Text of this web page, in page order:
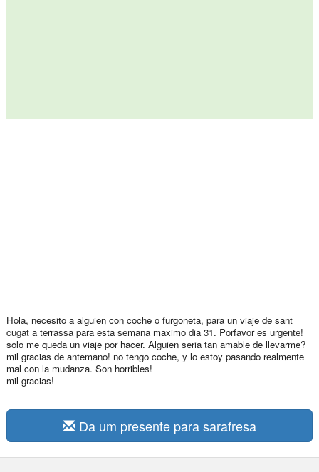
Hola, necesito a alguien con coche o furgoneta, para un viaje de sant
cugat a terrassa para esta semana maximo dia 31. Porfavor es urgente!
solo me queda un viaje por hacer. Alguien seria tan amable de llevarme?
mil gracias de antemano! no tengo coche, y lo estoy pasando realmente
mal con la mudanza. Son horribles!
mil gracias!
Da um presente para sarafresa